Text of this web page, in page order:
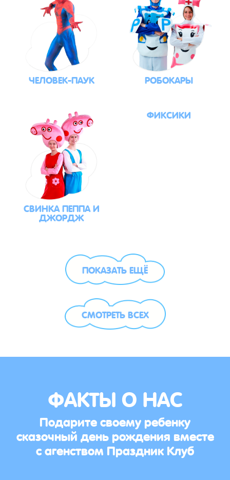
ЧЕЛОВЕК-ПАУК РОБОКАРЫ
СВИНКА ПЕППА И
ДЖОРДЖ
ФИКСИКИ
ПОКАЗАТЬ ЕЩЁ
СМОТРЕТЬ ВСЕХ
ФАКТЫ О НАС
Подарите своему ребенку
сказочный день рождения вместе
с агенством Праздник Клуб